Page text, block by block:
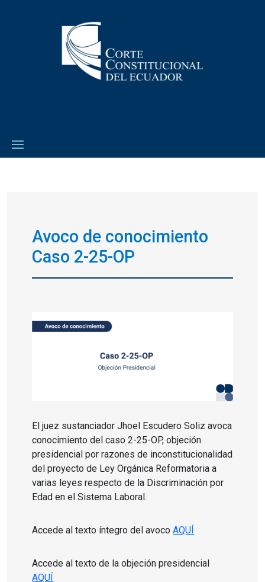
Avoco de conocimiento
Caso 2-25-OP
El juez sustanciador Jhoel Escudero Soliz avoca
conocimiento del caso 2-25-OP, objeción
presidencial por razones de inconstitucionalidad
del proyecto de Ley Orgánica Reformatoria a
varias leyes respecto de la Discriminación por
Edad en el Sistema Laboral.
Accede al texto íntegro del avocoAQUÍ
Accede al texto de la objeción presidencial
AQUÍ